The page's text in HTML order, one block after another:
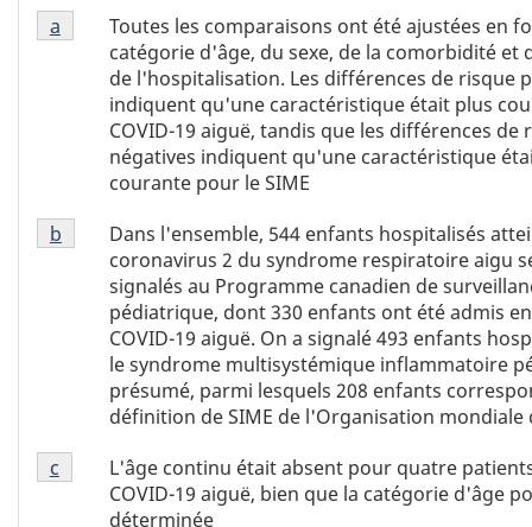
Tableau
1
Toutes les comparaisons ont été ajustées en
catégorie d'âge, du sexe, de la comorbidité et
de l'hospitalisation. Les différences de risque
indiquent qu'une caractéristique était plus
COVID-19 aiguë, tandis que les différences de
négatives indiquent qu'une caractéristique
courante pour le SIME
Retour à la référence de la note de bas de page
a
Tableau
1
Dans l'ensemble, 544 enfants hospitalisés
coronavirus 2 du syndrome respiratoire aigu
signalés au Programme canadien de
pédiatrique, dont 330 enfants ont été admis
COVID-19 aiguë. On a signalé 493 enfants
le syndrome multisystémique inflammatoire
présumé, parmi lesquels 208 enfants
définition de SIME de l'Organisation mondiale
Retour à la référence de la note de bas de page
b
Tableau
1
L'âge continu était absent pour quatre
COVID-19 aiguë, bien que la catégorie d'âge
déterminée
Retour à la référence de la note de bas de page
c